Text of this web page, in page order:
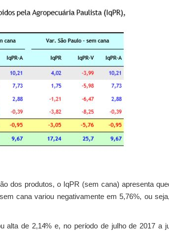
dos produtos, o IqPR (sem cana) apresenta
cana variou negativamente em 5,76%, ou
alta de 2,14% e, no período de julho de 2017 a